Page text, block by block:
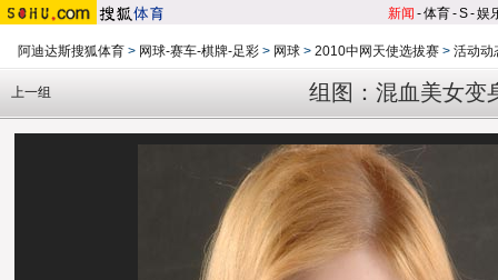
新闻 -体育-S-娱
阿迪达斯搜狐体育 > 网球-赛车-棋牌-足彩 > 网球 > 2010中网天使选拔赛 > 活动动
组图：混血美女变
上一组